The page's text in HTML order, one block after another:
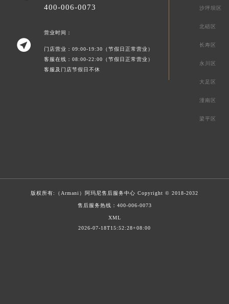
400-006-0073

营业时间：
门店营业：09:00-19:30（节假日正常营业）
客服在线：08:00-22:00（节假日正常营业）
客服及门店节假日不休
沙坪坝区
北碚区
长寿区
永川区
大足区
潼南区
梁平区
版权所有:（Armani） 阿玛尼售后服务中心 Copyright © 2018-2032
售后服务热线： 400-006-0073
XML
2026-07-18T15:52:28+08:00